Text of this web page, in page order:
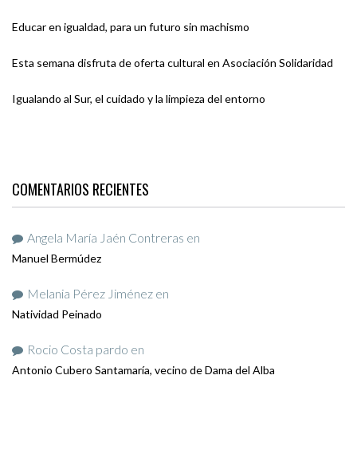
Educar en igualdad, para un futuro sin machismo
Esta semana disfruta de oferta cultural en Asociación Solidaridad
Igualando al Sur, el cuidado y la limpieza del entorno
COMENTARIOS RECIENTES
Angela María Jaén Contreras en
Manuel Bermúdez
Melania Pérez Jiménez en
Natividad Peinado
Rocio Costa pardo en
Antonio Cubero Santamaría, vecino de Dama del Alba